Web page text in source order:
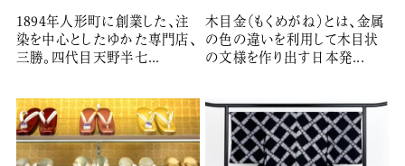
1894年人形町に創業した、注
染を中心としたゆかた専門店、
三勝。四代目天野半七...
木目金（もくめがね）とは、金属
の色の違いを利用して木目状
の文様を作り出す日本発...